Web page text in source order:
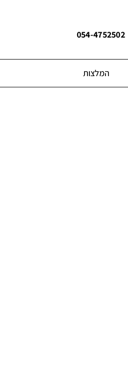
054-4752502
המלצות